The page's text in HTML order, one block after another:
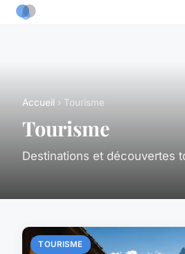
Accueil › Tourisme
Tourisme
Destinations et découvertes
TOURISME